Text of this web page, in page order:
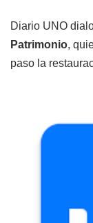
Diario UNO
Patrimonio,
paso la